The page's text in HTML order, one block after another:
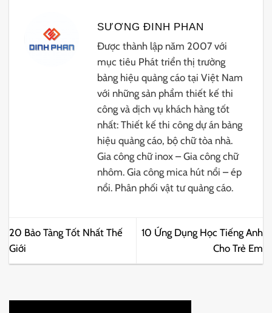
SƯƠNG ĐINH PHAN
Được thành lập năm 2007 với
mục tiêu Phát triển thị trường
bảng hiệu quảng cáo tại Việt Nam
với những sản phẩm thiết kế thi
công và dịch vụ khách hàng tốt
nhất: Thiết kế thi công dự án bảng
hiệu quảng cáo, bộ chữ tòa nhà.
Gia công chữ inox – Gia công chữ
nhôm. Gia công mica hút nổi – ép
nổi. Phân phối vật tư quảng cáo.
20 Bảo Tàng Tốt Nhất Thế
Giới
10 Ứng Dụng Học Tiếng Anh
Cho Trẻ Em